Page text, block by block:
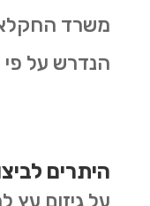
משרד
הנדרש על פי
היתרים
על גיזום עץ